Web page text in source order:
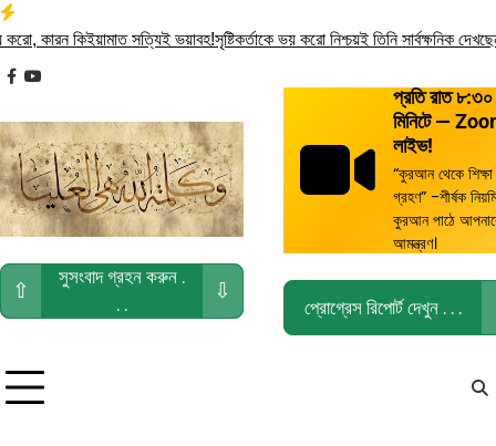
Skip
to
content
কারন কিইয়ামাত সত্যিই ভয়াবহ!সৃষ্টিকর্তাকে ভয় করো নিশ্চয়ই তিনি সার্বক্ষনিক
facebook
youtube
⇧
সুসংবাদ গ্রহন করুন .
. .
⇩
প্রতি রাত ৮:৩০
মিনিটে —
লাইভ!
“কুরআন থেকে শিক্ষা
গ্রহণ” -শীর্ষক
কুরআন পাঠে
আমন্ত্রণ।
প্রোগ্রেস রিপোর্ট দেখুন . . .